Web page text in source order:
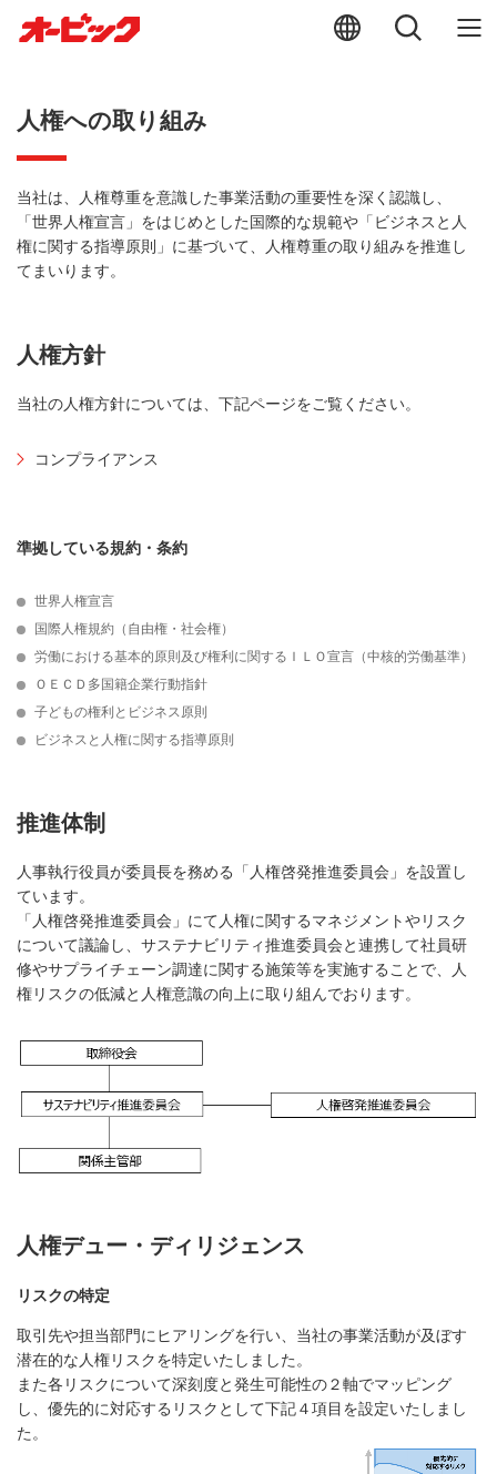
人権への取り組み
当社は、人権尊重を意識した事業活動の重要性を深く認識し、
「世界人権宣言」をはじめとした国際的な規範や「ビジネスと人
権に関する指導原則」に基づいて、人権尊重の取り組みを推進し
てまいります。
人権方針
当社の人権方針については、下記ページをご覧ください。
コンプライアンス
準拠している規約・条約
世界人権宣言
国際人権規約（自由権・社会権）
労働における基本的原則及び権利に関するＩＬＯ宣言（中核的労働基準）
ＯＥＣＤ多国籍企業行動指針
子どもの権利とビジネス原則
ビジネスと人権に関する指導原則
推進体制
人事執行役員が委員長を務める「人権啓発推進委員会」を設置し
ています。
「人権啓発推進委員会」にて人権に関するマネジメントやリスク
について議論し、サステナビリティ推進委員会と連携して社員研
修やサプライチェーン調達に関する施策等を実施することで、人
権リスクの低減と人権意識の向上に取り組んでおります。
人権デュー・ディリジェンス
リスクの特定
取引先や担当部門にヒアリングを行い、当社の事業活動が及ぼす
潜在的な人権リスクを特定いたしました。
また各リスクについて深刻度と発生可能性の２軸でマッピング
し、優先的に対応するリスクとして下記４項目を設定いたしまし
た。